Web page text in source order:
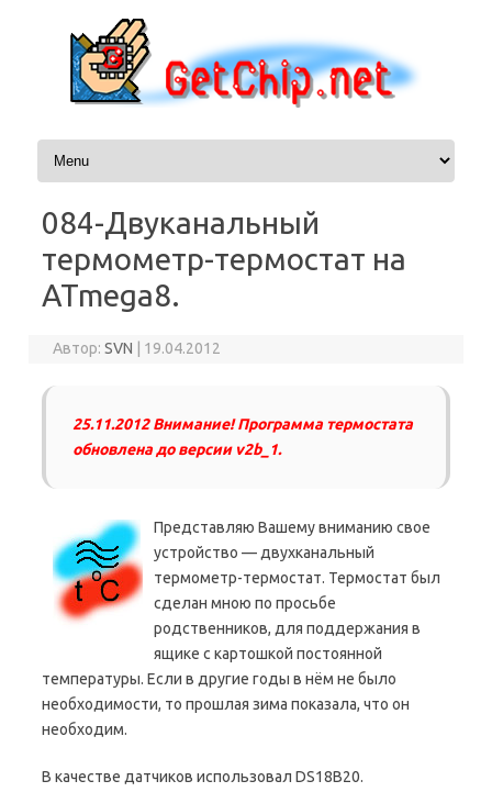
084-Двуканальный
термометр-термостат на
ATmega8.
Автор:SVN 19.04.2012
25.11.2012 Внимание! Программа термостата
обновлена до версии v2b_1.
Представляю Вашему вниманию свое
устройство — двухканальный
термометр-термостат. Термостат был
сделан мною по просьбе
родственников, для поддержания в
ящике с картошкой постоянной
температуры. Если в другие годы в нём не было
необходимости, то прошлая зима показала, что он
необходим.
В качестве датчиков использовал DS18B20.